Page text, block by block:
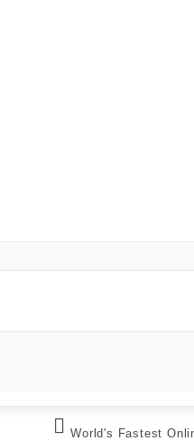
 World's Fastest